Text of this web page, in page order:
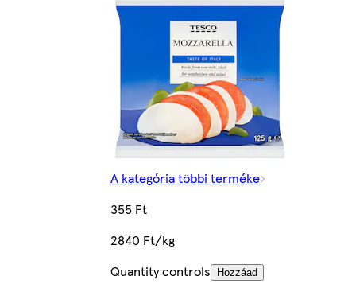
A kategória többi terméke
355 Ft
2840 Ft/kg
Quantity controls
Hozzáad